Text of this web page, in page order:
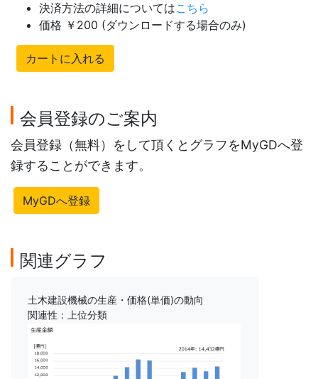
決済方法の詳細についてはこちら
価格 ￥200 (ダウンロードする場合のみ)
カートに入れる
会員登録のご案内
会員登録（無料）をして頂くとグラフをMyGDへ登
録することができます。
MyGDへ登録
関連グラフ
土木建設機械の生産・価格(単価)の動向
関連性：上位分類